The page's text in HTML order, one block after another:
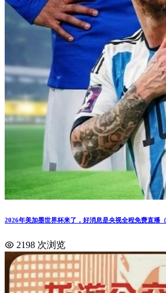
2026年美加墨世界杯来了，好消息是央视全程免费直播
2198 次浏览